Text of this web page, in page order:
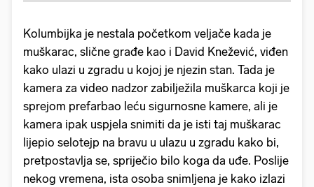
Kolumbijka je nestala početkom veljače kada je
muškarac, slične građe kao i David Knežević, viđen
kako ulazi u zgradu u kojoj je njezin stan. Tada je
kamera za video nadzor zabilježila muškarca koji je
sprejom prefarbao leću sigurnosne kamere, ali je
kamera ipak uspjela snimiti da je isti taj muškarac
lijepio selotejp na bravu u ulazu u zgradu kako bi,
pretpostavlja se, spriječio bilo koga da uđe. Poslije
nekog vremena, ista osoba snimljena je kako izlazi